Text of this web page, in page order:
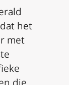
het
met